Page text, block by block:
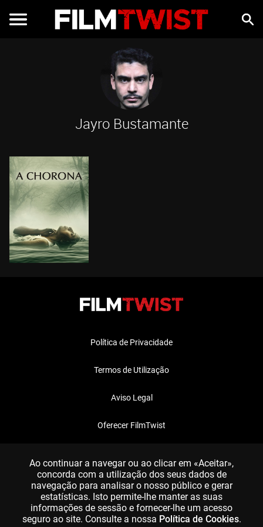
Jayro Bustamante
Política de Privacidade
Termos de Utilização
Aviso Legal
Oferecer FilmTwist
Ao continuar a navegar ou ao clicar em «Aceitar»,
concorda com a utilização dos seus dados de
navegação para analisar o nosso público e gerar
estatísticas. Isto permite-lhe manter as suas
informações de sessão e fornecer-lhe um acesso
seguro ao site. Consulte a nossa Política de Cookies.